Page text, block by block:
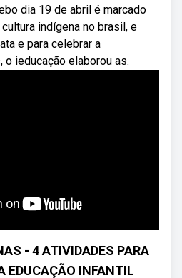
dia 19 de abril é marcado
indígena no brasil, e
e para celebrar a
ieducação elaborou as.
- 4 ATIVIDADES PARA
EDUCAÇÃO INFANTIL